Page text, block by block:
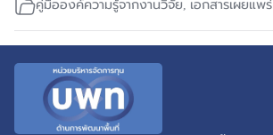
คู่มือองค์ความรู้จากงานวิจัย เอกสารเผยแพร่